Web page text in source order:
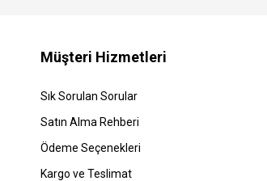
Müşteri Hizmetleri
Sık Sorulan Sorular
Satın Alma Rehberi
Ödeme Seçenekleri
Kargo ve Teslimat